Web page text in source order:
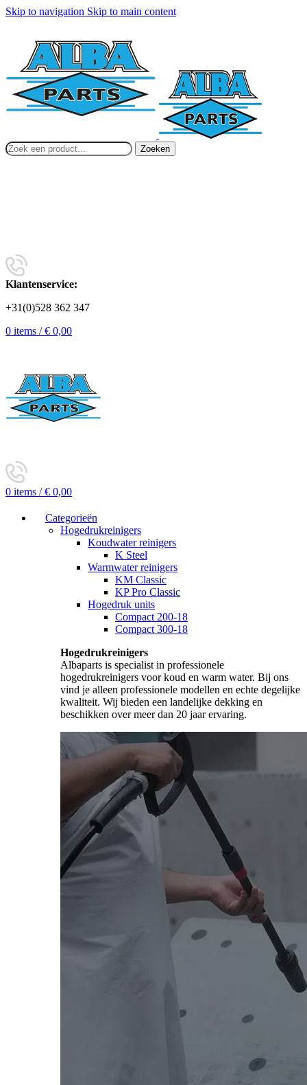
Skip to navigation Skip to main content
Zoeken
Klantenservice:
+31(0)528 362 347
0 items / € 0,00
0 items / € 0,00
Categorieën
Hogedrukreinigers
Koudwater reinigers
K Steel
Warmwater reinigers
KM Classic
KP Pro Classic
Hogedruk units
Compact 200-18
Compact 300-18
Hogedrukreinigers
Albaparts is specialist in professionele
hogedrukreinigers voor koud en warm water. Bij ons
vind je alleen professionele modellen en echte degelijke
kwaliteit. Wij bieden een landelijke dekking en
beschikken over meer dan 20 jaar ervaring.